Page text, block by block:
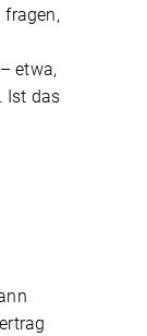
fragen,
etwa,
Ist das